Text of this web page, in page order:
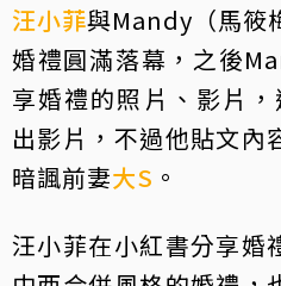
汪小菲與Mandy（馬筱
婚禮圓滿落幕，之後
享婚禮的照片、影片
出影片，不過他貼文內
暗諷前妻大S 。
汪小菲在小紅書分享婚